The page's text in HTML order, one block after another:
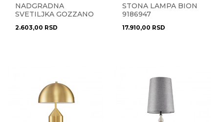
NADGRADNA
SVETILJKA GOZZANO
2.603,00 RSD
STONA LAMPA BION
9186947
17.910,00 RSD